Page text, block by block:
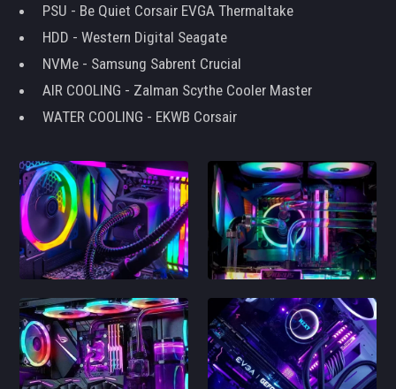
PSU - Be Quiet Corsair EVGA Thermaltake
HDD - Western Digital Seagate
NVMe - Samsung Sabrent Crucial
AIR COOLING - Zalman Scythe Cooler Master
WATER COOLING - EKWB Corsair